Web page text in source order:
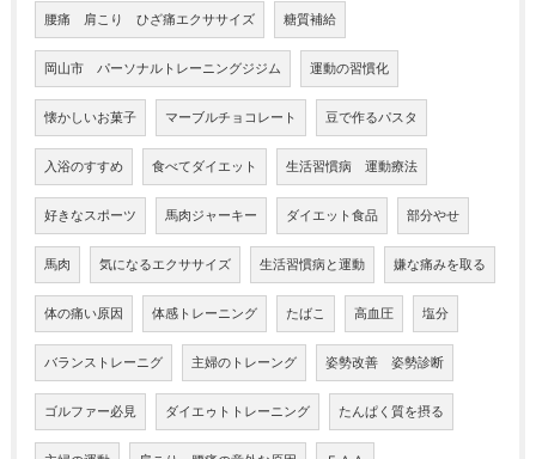
腰痛 肩こり ひざ痛エクササイズ 糖質補給
岡山市 パーソナルトレーニングジジム 運動の習慣化
懐かしいお菓子 マーブルチョコレート 豆で作るパスタ
入浴のすすめ 食べてダイエット 生活習慣病 運動療法
好きなスポーツ 馬肉ジャーキー ダイエット食品 部分やせ
馬肉 気になるエクササイズ 生活習慣病と運動 嫌な痛みを取る
体の痛い原因 体感トレーニング たばこ 高血圧 塩分
バランストレーニグ 主婦のトレーング 姿勢改善 姿勢診断
ゴルファー必見 ダイエゥトトレーニング たんぱく質を摂る